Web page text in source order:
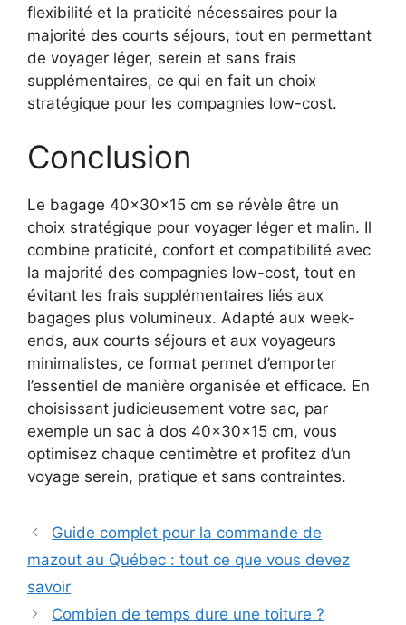
flexibilité et la praticité nécessaires pour la
majorité des courts séjours, tout en permettant
de voyager léger, serein et sans frais
supplémentaires, ce qui en fait un choix
stratégique pour les compagnies low-cost.
Conclusion
Le bagage 40x30x15 cm se révèle être un
choix stratégique pour voyager léger et malin. Il
combine praticité, confort et compatibilité avec
la majorité des compagnies low-cost, tout en
évitant les frais supplémentaires liés aux
bagages plus volumineux. Adapté aux week-
ends, aux courts séjours et aux voyageurs
minimalistes, ce format permet d’emporter
l’essentiel de manière organisée et efficace. En
choisissant judicieusement votre sac, par
exemple un sac à dos 40x30x15 cm, vous
optimisez chaque centimètre et profitez d’un
voyage serein, pratique et sans contraintes.
Guide complet pour la commande de
mazout au Québec : tout ce que vous devez
savoir
Combien de temps dure une toiture ?